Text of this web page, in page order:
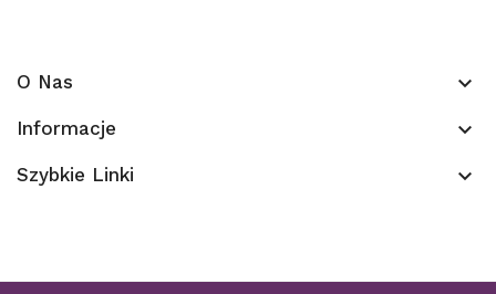
O Nas keyboard_arrow_down
Informacje keyboard_arrow_down
Szybkie Linki keyboard_arrow_down